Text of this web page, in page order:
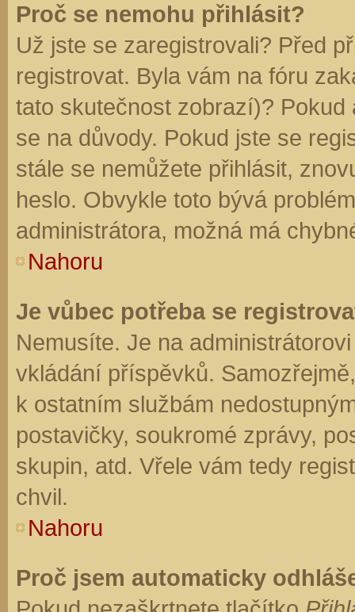
Proč se nemohu přihlásit?
Už jste se zaregistrovali? Před
registrovat. Byla vám na fóru
tato skutečnost zobrazí)?
se na důvody. Pokud jste se
stále se nemůžete přihlásit,
heslo. Obvykle toto bývá
administrátora, možná má
Nahoru
Je vůbec potřeba se
Nemusíte. Je na
vkládání příspěvků.
k ostatním službám
postavičky, soukromé zprávy,
skupin, atd. Vřele vám tedy
chvil.
Nahoru
Proč jsem automaticky